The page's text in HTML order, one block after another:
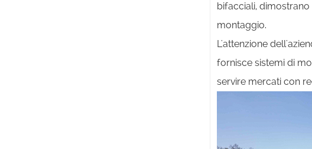
bifacciali,
montaggio.
L'attenzione
fornisce sistemi di
servire mercati con